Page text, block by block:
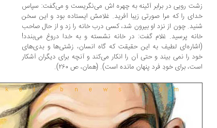
رویی در برابر آئینه به چهره اش می‌نگریست و می‌گفت: سپاس
را که مرا صورتی زیبا آفرید. غلامش ایستاده بود و این سخن
چون از نزد او بیرون شد، کسی درب خانه را زد و از حال صاحب
پرسید. غلام گفت: در خانه نشسته و به خدا دروغ می‌بندد!
لطیف به این حقیقت که گاه انسان، زشتی‌ها و بدی‌های
را نمی بیند و حتی آن را انکار می‌کند و آنچه برای دیگران آشکار
برای خودِ فرد پنهان مانده است). (همان، ص ۲۶۰).